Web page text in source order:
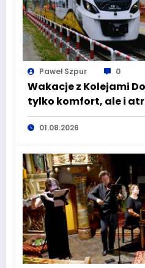
Paweł Szpur 0
Wakacje z Kolejami
tylko komfort, ale i
kierunki
01.08.2026